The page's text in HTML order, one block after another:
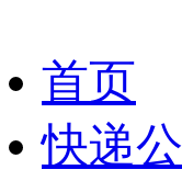
首页
快递